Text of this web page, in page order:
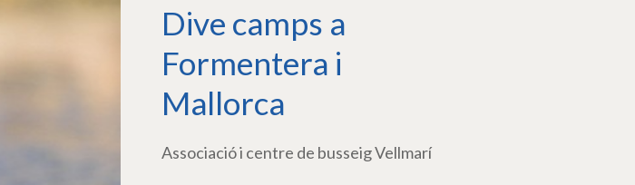
Dive camps a
Formentera i
Mallorca
Associació i centre de busseig Vellmarí